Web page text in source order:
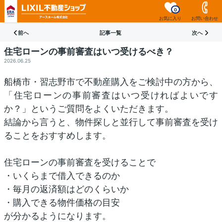
お気に入り
0
お問い合わせ
前へ 記事一覧 次へ
住宅ローンの事前審査はいつ受けるべき？
2026.06.25
船橋市・習志野市で不動産購入をご検討中の方から、
「住宅ローンの事前審査はいつ受ければよいです
か？」というご質問をよくいただきます。
結論から言うと、物件探しと並行して事前審査を受け
ることをおすすめします。
住宅ローンの事前審査を受けることで
・いくらまで借入できるのか
・毎月の返済額はどのくらいか
・購入できる物件価格の目安
が分かるようになります。